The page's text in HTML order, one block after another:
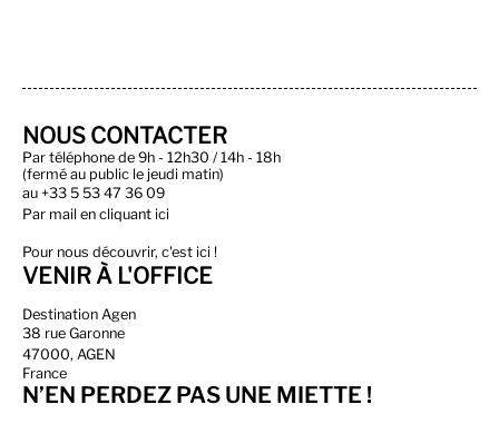
NOUS CONTACTER
Par téléphone de 9h - 12h30 / 14h - 18h
(fermé au public le jeudi matin)
au +33 5 53 47 36 09
Par mail en cliquant ici
Pour nous découvrir, c'est ici !
VENIR À L'OFFICE
Destination Agen
38 rue Garonne
47000, AGEN
France
N’EN PERDEZ PAS UNE MIETTE !